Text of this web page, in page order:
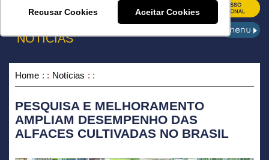
Recusar Cookies Aceitar Cookies
NOTÍCIAS
Home Notícias
PESQUISA E MELHORAMENTO
AMPLIAM DESEMPENHO DAS
ALFACES CULTIVADAS NO BRASIL